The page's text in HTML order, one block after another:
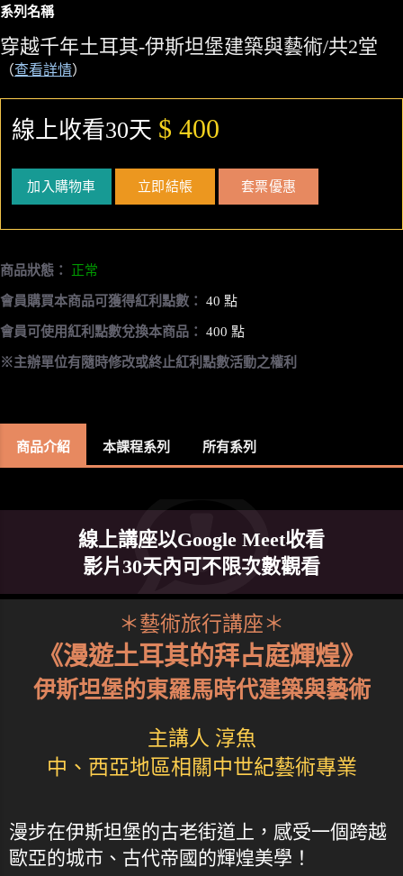
系列名稱
穿越千年土耳其-伊斯坦堡建築與藝術/共2堂
（查看詳情）
線上收看30天 $ 400
加入購物車 立即結帳 套票優惠
商品狀態： 正常
會員購買本商品可獲得紅利點數： 40 點
會員可使用紅利點數兌換本商品： 400 點
※主辦單位有隨時修改或終止紅利點數活動之權利
商品介紹 本課程系列 所有系列
線上講座以Google Meet收看
影片30天內可不限次數觀看
＊藝術旅行講座＊
《漫遊土耳其的拜占庭輝煌》
伊斯坦堡的東羅馬時代建築與藝術
主講人 淳魚
中、西亞地區相關中世紀藝術專業
漫步在伊斯坦堡的古老街道上，感受一個跨越
歐亞的城市、古代帝國的輝煌美學！